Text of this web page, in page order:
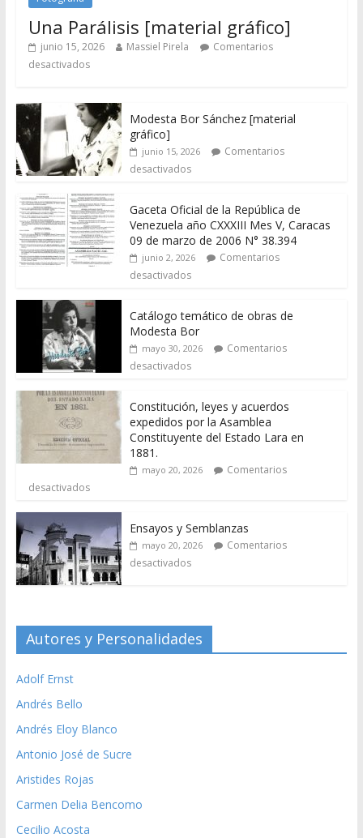
Una Parálisis [material gráfico]
junio 15, 2026 Massiel Pirela
Comentarios
desactivados
Modesta Bor Sánchez [material
gráfico]
junio 15, 2026
Comentarios
desactivados
Gaceta Oficial de la República de
Venezuela año CXXXIII Mes V, Caracas
09 de marzo de 2006 N° 38.394
junio 2, 2026
Comentarios
desactivados
Catálogo temático de obras de
Modesta Bor
mayo 30, 2026
Comentarios
desactivados
Constitución, leyes y acuerdos
expedidos por la Asamblea
Constituyente del Estado Lara en
1881.
mayo 20, 2026
Comentarios
desactivados
Ensayos y Semblanzas
mayo 20, 2026
Comentarios
desactivados
Autores y Personalidades
Adolf Ernst
Andrés Bello
Andrés Eloy Blanco
Antonio José de Sucre
Aristides Rojas
Carmen Delia Bencomo
Cecilio Acosta